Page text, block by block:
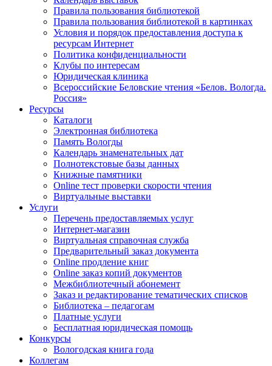
Правила пользования библиотекой
Правила пользования библиотекой в картинках
Условия и порядок предоставления доступа к
ресурсам Интернет
Политика конфиденциальности
Клубы по интересам
Юридическая клиника
Всероссийские Беловские чтения «Белов. Вологда.
Россия»
Ресурсы
Каталоги
Электронная библиотека
Память Вологды
Календарь знаменательных дат
Полнотекстовые базы данных
Книжные памятники
Online тест проверки скорости чтения
Виртуальные выставки
Услуги
Перечень предоставляемых услуг
Интернет-магазин
Виртуальная справочная служба
Предварительный заказ документа
Online продление книг
Online заказ копий документов
Межбиблиотечный абонемент
Заказ и редактирование тематических списков
Библиотека – педагогам
Платные услуги
Бесплатная юридическая помощь
Конкурсы
Вологодская книга года
Коллегам